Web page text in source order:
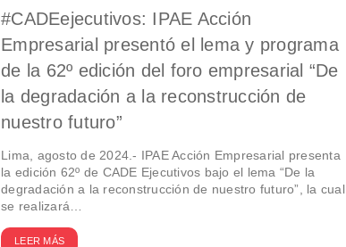
#CADEejecutivos: IPAE Acción
Empresarial presentó el lema y programa
de la 62º edición del foro empresarial “De
la degradación a la reconstrucción de
nuestro futuro”
Lima, agosto de 2024.- IPAE Acción Empresarial presenta
la edición 62º de CADE Ejecutivos bajo el lema “De la
degradación a la reconstrucción de nuestro futuro”, la cual
se realizará…
LEER MÁS